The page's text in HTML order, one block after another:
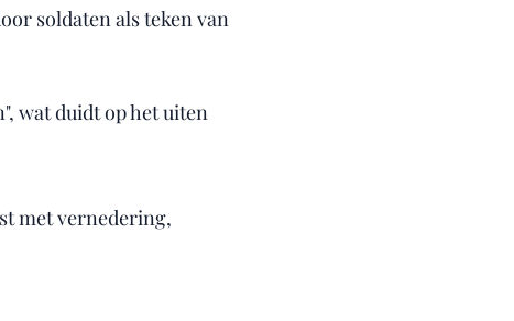
soldaten als teken van
wat duidt op het uiten
met vernedering,